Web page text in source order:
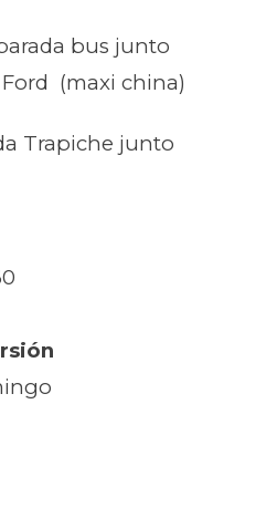
bus junto
(maxi china)
Trapiche junto